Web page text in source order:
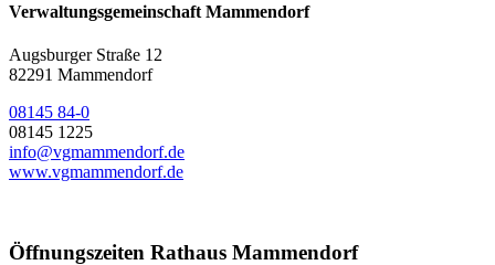
Verwaltungsgemeinschaft Mammendorf
Augsburger Straße 12
82291 Mammendorf
08145 84-0
08145 1225
info@vgmammendorf.de
www.vgmammendorf.de
Öffnungszeiten Rathaus Mammendorf